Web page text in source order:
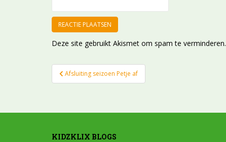
Deze site gebruikt Akismet om spam te verminderen.
Bericht
navigatie
Afsluiting seizoen Petje af
KIDZKLIX BLOGS